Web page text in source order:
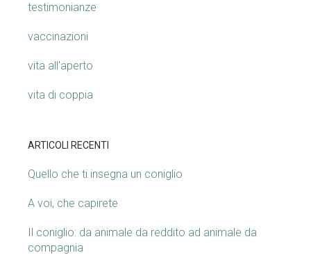
testimonianze
vaccinazioni
vita all'aperto
vita di coppia
ARTICOLI RECENTI
Quello che ti insegna un coniglio
A voi, che capirete
Il coniglio: da animale da reddito ad animale da
compagnia